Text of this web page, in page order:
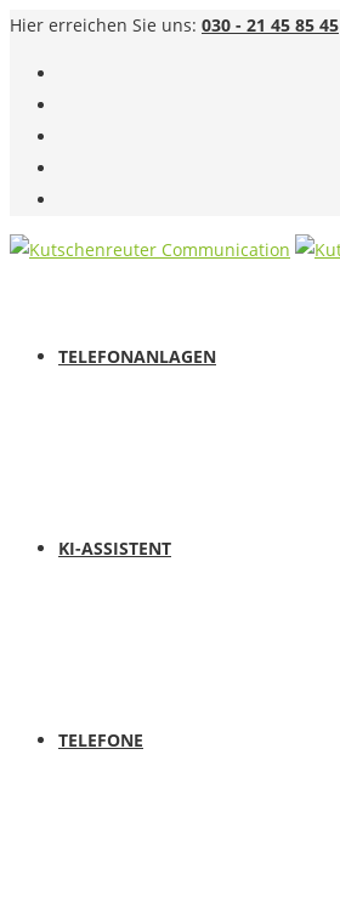
Hier erreichen Sie uns: 030 - 21 45 85 45
TELEFONANLAGEN
KI-ASSISTENT
TELEFONE